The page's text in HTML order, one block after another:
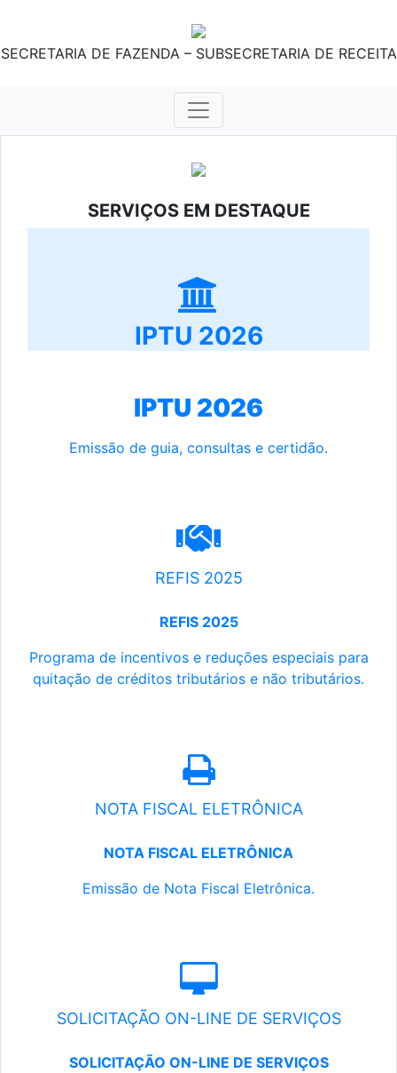
SECRETARIA DE FAZENDA – SUBSECRETARIA DE RECEITA
SERVIÇOS EM DESTAQUE
IPTU 2026
IPTU 2026
Emissão de guia, consultas e certidão.
REFIS 2025
REFIS 2025
Programa de incentivos e reduções especiais para
quitação de créditos tributários e não tributários.
NOTA FISCAL ELETRÔNICA
NOTA FISCAL ELETRÔNICA
Emissão de Nota Fiscal Eletrônica.
SOLICITAÇÃO ON-LINE DE SERVIÇOS
SOLICITAÇÃO ON-LINE DE SERVIÇOS